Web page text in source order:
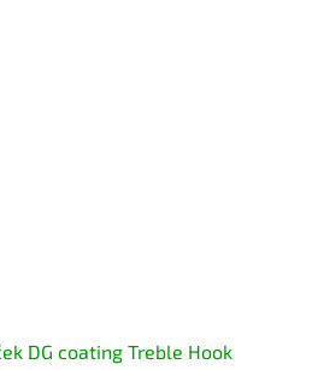
DG coating Treble Hook